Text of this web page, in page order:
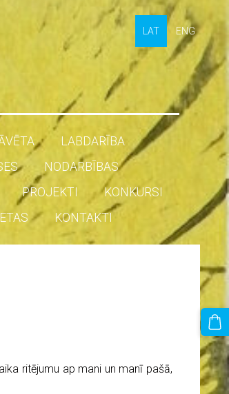
LAT ENG
LABDARĪBA
NODARBĪBAS
PROJEKTI
KONKURSI
KONTAKTI
ritējumu ap mani un manī pašā,